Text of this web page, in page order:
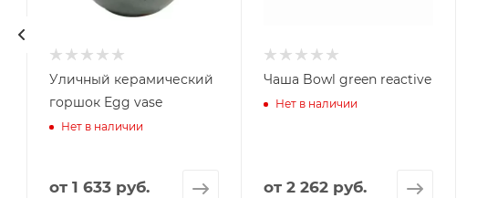
Уличный керамический
горшок Egg vase
Нет в наличии
от 1 633 руб.
Чаша Bowl green reactive
Нет в наличии
от 2 262 руб.